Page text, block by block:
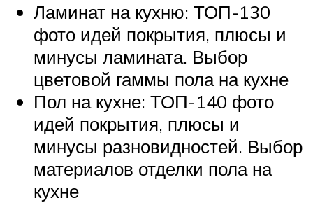
Ламинат на кухню: ТОП-130
фото идей покрытия, плюсы и
минусы ламината. Выбор
цветовой гаммы пола на кухне
Пол на кухне: ТОП-140 фото
идей покрытия, плюсы и
минусы разновидностей. Выбор
материалов отделки пола на
кухне